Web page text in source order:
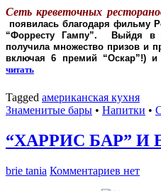
Сеть креветочных
появилась благодаря фильму
“Форресту Гампу”. Выйдя в
получила множество призов и
включая 6 премий “Оскар”!) и
читать
Tagged американская кухня
Знаменитые бары • Напитки •
“ХАРРИС БАР”
brie tania Комментариев нет